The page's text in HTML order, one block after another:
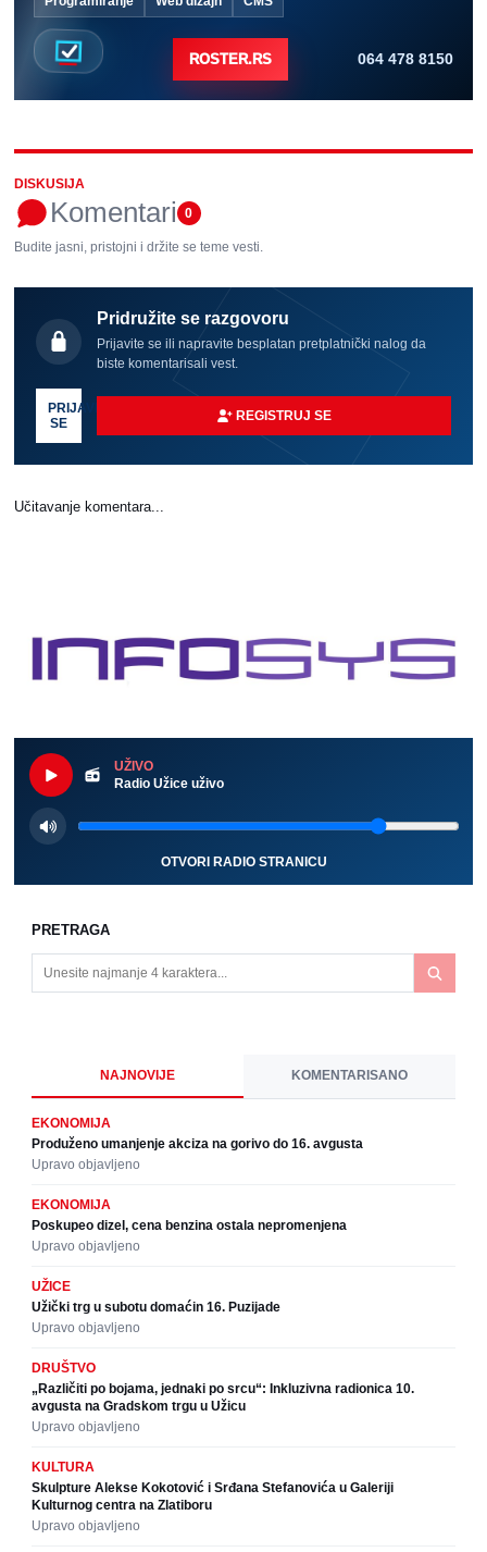
ROSTER.RS 064 478 8150
DISKUSIJA
Komentari 0
Budite jasni, pristojni i držite se teme vesti.
Pridružite se razgovoru
Prijavite se ili napravite besplatan pretplatnički nalog da
biste komentarisali vest.
PRIJAVI
SE
REGISTRUJ SE
Učitavanje komentara...
UŽIVO
Radio Užice uživo
OTVORI RADIO STRANICU
PRETRAGA
NAJNOVIJE KOMENTARISANO
EKONOMIJA
Produženo umanjenje akciza na gorivo do 16. avgusta
Upravo objavljeno
EKONOMIJA
Poskupeo dizel, cena benzina ostala nepromenjena
Upravo objavljeno
UŽICE
Užički trg u subotu domaćin 16. Puzijade
Upravo objavljeno
DRUŠTVO
„Različiti po bojama, jednaki po srcu“: Inkluzivna radionica 10.
avgusta na Gradskom trgu u Užicu
Upravo objavljeno
KULTURA
Skulpture Alekse Kokotović i Srđana Stefanovića u Galeriji
Kulturnog centra na Zlatiboru
Upravo objavljeno